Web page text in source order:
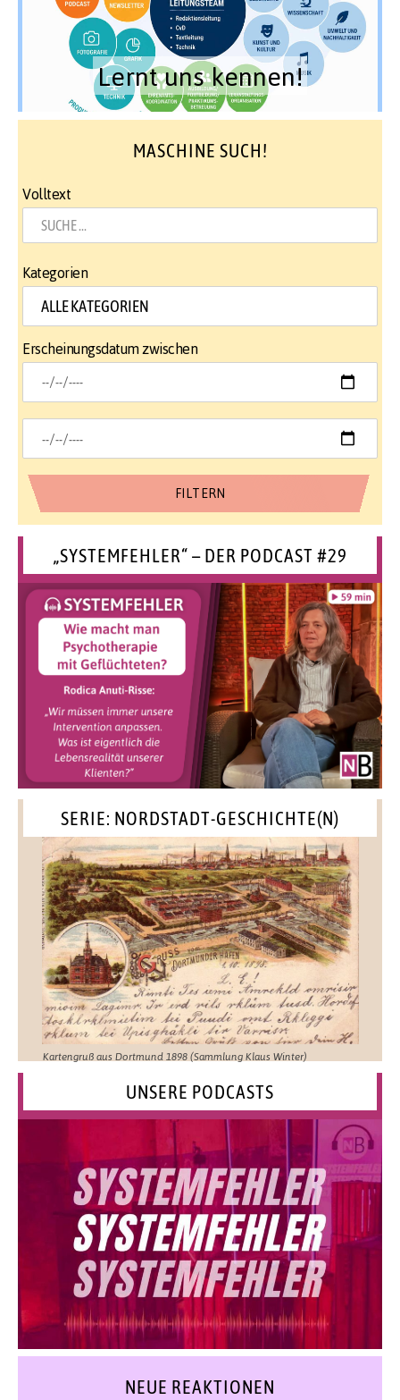
Lernt uns kennen!
MASCHINE SUCH!
Volltext
Kategorien
Erscheinungsdatum zwischen
„SYSTEMFEHLER“ – DER PODCAST #29
SERIE: NORDSTADT-GESCHICHTE(N)
Kartengruß aus Dortmund 1898 (Sammlung Klaus Winter)
UNSERE PODCASTS
NEUE REAKTIONEN